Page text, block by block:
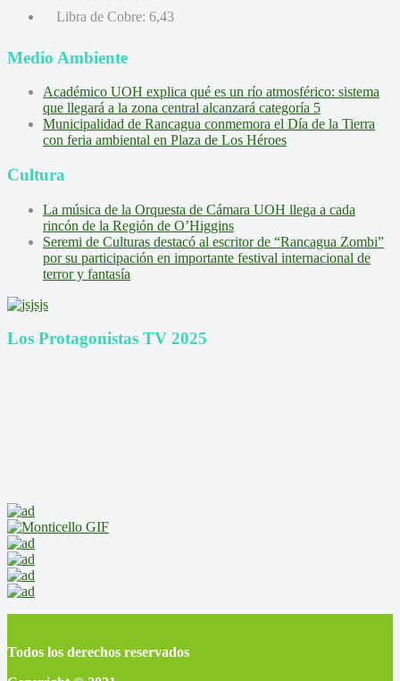
Libra de Cobre: 6,43
Medio Ambiente
Académico UOH explica qué es un río atmosférico: sistema
que llegará a la zona central alcanzará categoría 5
Municipalidad de Rancagua conmemora el Día de la Tierra
con feria ambiental en Plaza de Los Héroes
Cultura
La música de la Orquesta de Cámara UOH llega a cada
rincón de la Región de O’Higgins
Seremi de Culturas destacó al escritor de “Rancagua Zombi”
por su participación en importante festival internacional de
terror y fantasía
Los Protagonistas TV 2025
Todos los derechos reservados